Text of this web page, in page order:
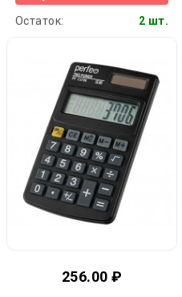
Остаток: 2 шт.
256.00 ₽